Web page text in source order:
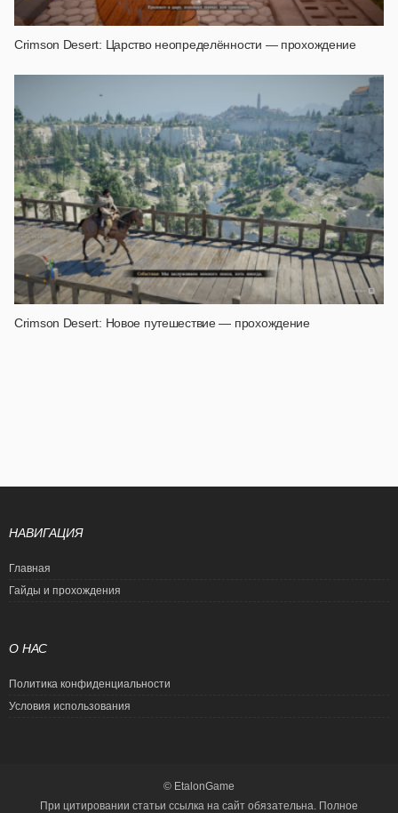
Crimson Desert: Царство неопределённости — прохождение
Crimson Desert: Новое путешествие — прохождение
НАВИГАЦИЯ
Главная
Гайды и прохождения
О НАС
Политика конфиденциальности
Условия использования
© EtalonGame
При цитировании статьи ссылка на сайт обязательна. Полное